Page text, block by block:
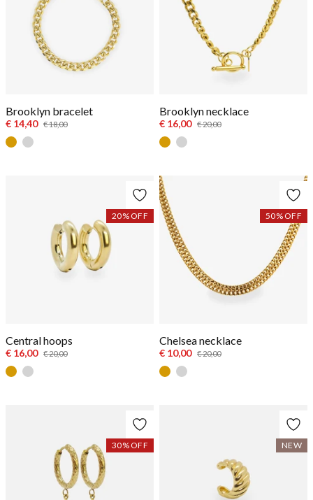
Brooklyn bracelet
€ 14,40 € 18,00
Brooklyn necklace
€ 16,00 € 20,00
Central hoops
€ 16,00 € 20,00
20% OFF
Chelsea necklace
€ 10,00 € 20,00
50% OFF
30% OFF NEW